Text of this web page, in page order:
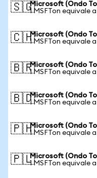
🇸🇬Microsoft (Ondo
1 MSFTon equivale
🇨🇭Microsoft (Ondo
1 MSFTon equivale
🇧🇷Microsoft (Ondo
1 MSFTon equivale
🇧🇩Microsoft (Ondo
1 MSFTon equivale a
🇵🇭Microsoft (Ondo
1 MSFTon equivale
🇵🇱Microsoft (Ondo
1 MSFTon equivale a